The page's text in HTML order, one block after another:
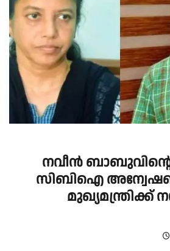
നവീന്‍
സിബിഐ
മുഖ്യമന്ത്രിക്ക്